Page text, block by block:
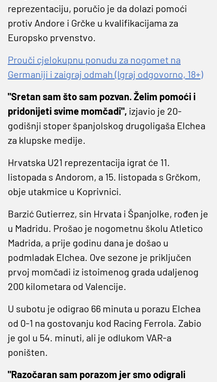
reprezentaciju, poručio je da dolazi pomoći
protiv Andore i Grčke u kvalifikacijama za
Europsko prvenstvo.
Prouči cjelokupnu ponudu za nogomet na
Germaniji i zaigraj odmah (Igraj odgovorno, 18+)
"Sretan sam što sam pozvan. Želim pomoći i
pridonijeti svime momčadi", izjavio je 20-
godišnji stoper španjolskog drugoligaša Elchea
za klupske medije.
Hrvatska U21 reprezentacija igrat će 11.
listopada s Andorom, a 15. listopada s Grčkom,
obje utakmice u Koprivnici.
Barzić Gutierrez, sin Hrvata i Španjolke, rođen je
u Madridu. Prošao je nogometnu školu Atletico
Madrida, a prije godinu dana je došao u
podmladak Elchea. Ove sezone je priključen
prvoj momčadi iz istoimenog grada udaljenog
200 kilometara od Valencije.
U subotu je odigrao 66 minuta u porazu Elchea
od 0-1 na gostovanju kod Racing Ferrola. Zabio
je gol u 54. minuti, ali je odlukom VAR-a
poništen.
"Razočaran sam porazom jer smo odigrali